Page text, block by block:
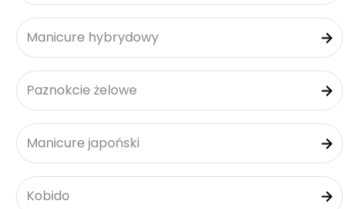
Manicure hybrydowy
Paznokcie żelowe
Manicure japoński
Kobido